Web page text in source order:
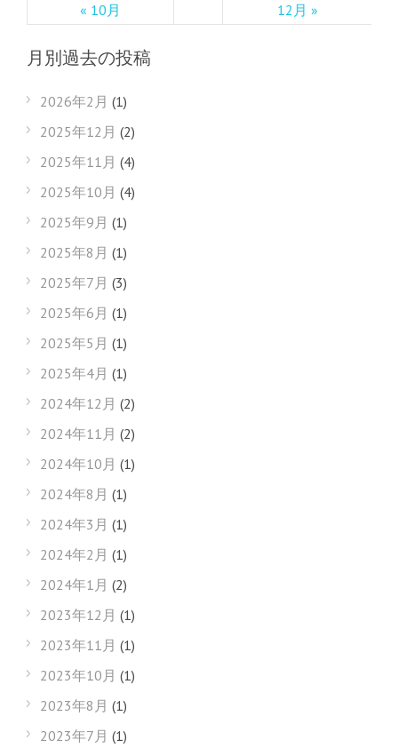
« 10月 12月 »
月別過去の投稿
2026年2月 (1)
2025年12月 (2)
2025年11月 (4)
2025年10月 (4)
2025年9月 (1)
2025年8月 (1)
2025年7月 (3)
2025年6月 (1)
2025年5月 (1)
2025年4月 (1)
2024年12月 (2)
2024年11月 (2)
2024年10月 (1)
2024年8月 (1)
2024年3月 (1)
2024年2月 (1)
2024年1月 (2)
2023年12月 (1)
2023年11月 (1)
2023年10月 (1)
2023年8月 (1)
2023年7月 (1)